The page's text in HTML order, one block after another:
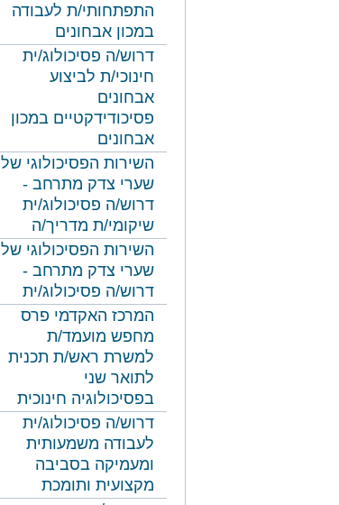
התפתחותי/ת לעבודה
במכון אבחונים
דרוש/ה פסיכולוג/ית
חינוכי/ת לביצוע
אבחונים
פסיכודידקטיים במכון
אבחונים
השירות הפסיכולוגי של
שערי צדק מתרחב -
דרוש/ה פסיכולוג/ית
שיקומי/ת מדריך/ה
השירות הפסיכולוגי של
שערי צדק מתרחב -
דרוש/ה פסיכולוג/ית
המרכז האקדמי פרס
מחפש מועמד/ת
למשרת ראש/ת תכנית
לתואר שני
בפסיכולוגיה חינוכית
דרוש/ה פסיכולוג/ית
לעבודה משמעותית
ומעמיקה בסביבה
מקצועית ותומכת